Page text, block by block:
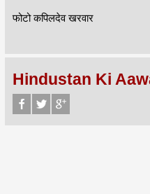
फोटो कपिलदेव खरवार
Hindustan Ki